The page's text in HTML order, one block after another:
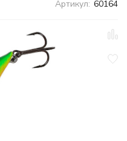
Артикул: 60164